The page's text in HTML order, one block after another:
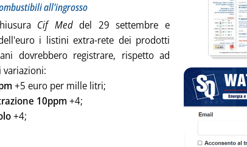
all'ingrosso
Cif Meddel 29 settembre e
i listini extra-rete dei prodotti
dovrebbero registrare, rispetto ad
variazioni:
+5 euro per mille litri;
10ppm+4;
+4;